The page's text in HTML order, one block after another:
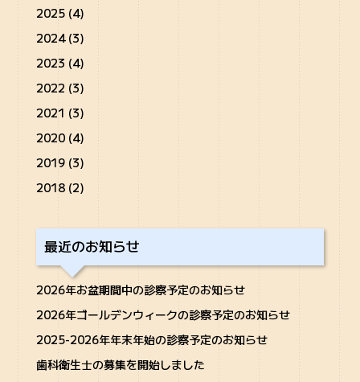
2025 (4)
2024 (3)
2023 (4)
2022 (3)
2021 (3)
2020 (4)
2019 (3)
2018 (2)
最近のお知らせ
2026年お盆期間中の診察予定のお知らせ
2026年ゴールデンウィークの診察予定のお知らせ
2025-2026年年末年始の診察予定のお知らせ
歯科衛生士の募集を開始しました